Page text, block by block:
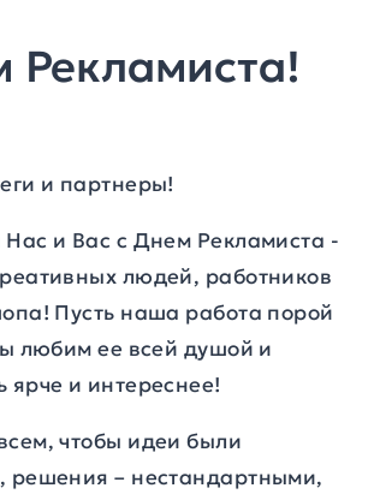
Рекламиста!
и партнеры!
и Вас с Днем Рекламиста -
людей, работников
Пусть наша работа порой
любим ее всей душой и
и интереснее!
чтобы идеи были
решения – нестандартными,